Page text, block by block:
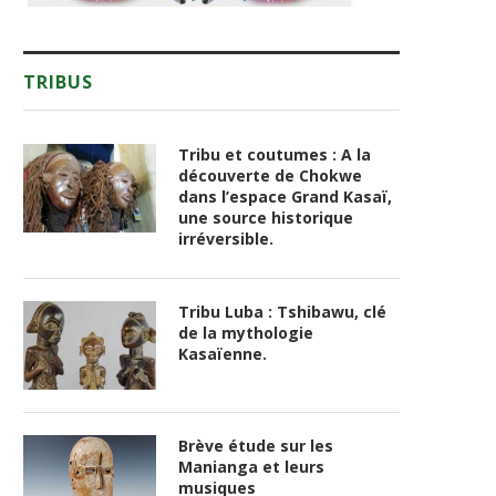
TRIBUS
Tribu et coutumes : A la
découverte de Chokwe
dans l’espace Grand Kasaï,
une source historique
irréversible.
Tribu Luba : Tshibawu, clé
de la mythologie
Kasaïenne.
Brève étude sur les
Manianga et leurs
musiques